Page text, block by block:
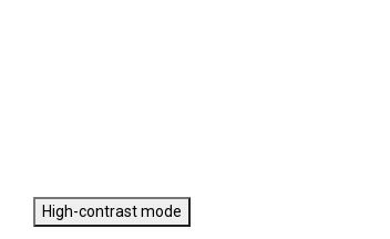
High-contrast mode